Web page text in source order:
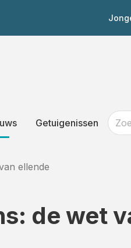
Getuigenissen
ellende
de wet